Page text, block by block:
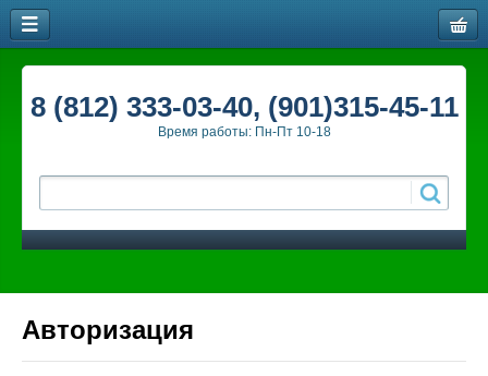
8 (812) 333-03-40, (901)315-45-11
Время работы: Пн-Пт 10-18
Авторизация